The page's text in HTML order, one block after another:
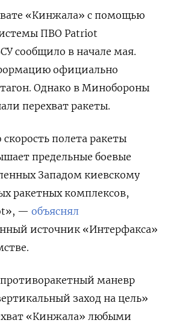
«Кинжала» с помощью
ПВО Patriot
сообщило в начале мая.
официально
Однако в Минобороны
перехват ракеты.
полета ракеты
предельные боевые
Западом киевскому
ракетных комплексов,
— объяснял
источник «Интерфакса»
маневр
заход на цель»
«Кинжала» любыми